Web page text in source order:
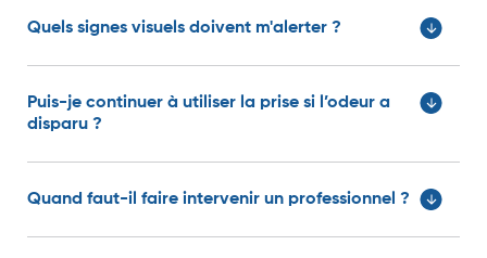
Quels signes visuels doivent m'alerter ?
Puis-je continuer à utiliser la prise si l’odeur a
disparu ?
Quand faut-il faire intervenir un professionnel ?